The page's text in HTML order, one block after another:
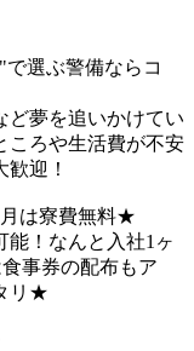
で選ぶ警備ならコ
ど夢を追いかけてい
ころや生活費が不安
迎！
は寮費無料★
能！なんと入社1ヶ
事券の配布もア
リ★